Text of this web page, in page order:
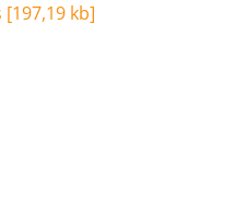
[197,19 kb]